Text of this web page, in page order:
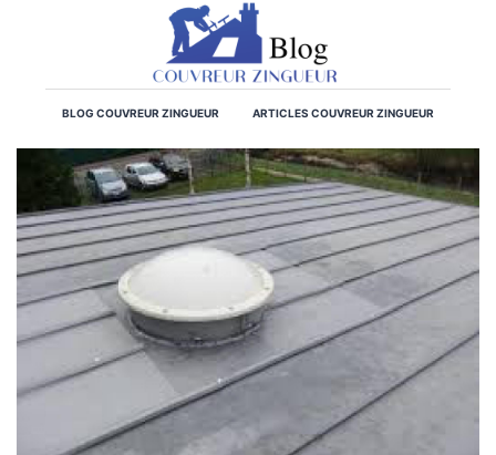
BLOG COUVREUR ZINGUEUR ARTICLES COUVREUR ZINGUEUR